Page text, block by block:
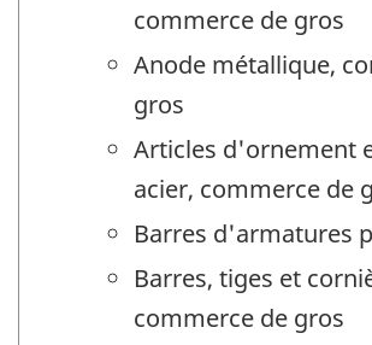
commerce de gros
Anode métallique,
gros
Articles d'ornement
acier, commerce de
Barres d'armatures
Barres, tiges et
commerce de gros